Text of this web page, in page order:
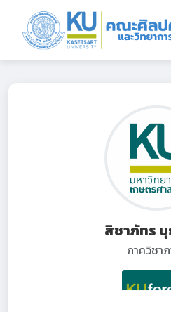
สิชาภัทร
ภาควิชา